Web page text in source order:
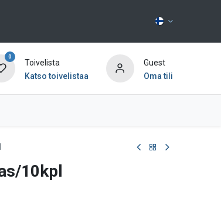
0
Toivelista
Katso toivelistaa
Guest
Oma tili
10kpl